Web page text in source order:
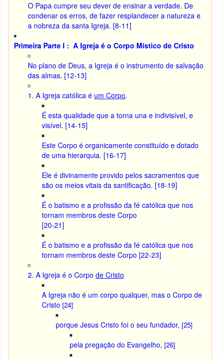
O Papa cumpre seu dever de ensinar a verdade. De
condenar os erros, de fazer resplandecer a natureza e
a nobreza da santa Igreja. [8-11]
Primeira Parte I : A Igreja é o Corpo Místico de Cristo
No plano de Deus, a Igreja é o instrumento de salvação
das almas. [12-13]
1. A Igreja católica é um Corpo.
É esta qualidade que a torna una e indivisível, e
visível. [14-15]
Este Corpo é organicamente constituído e dotado
de uma hierarquia. [16-17]
Ele é divinamente provido pelos sacramentos que
são os meios vitais da santificação. [18-19]
É o batismo e a profissão da fé católica que nos
tornam membros deste Corpo
[20-21]
É o batismo e a profissão da fé católica que nos
tornam membros deste Corpo [22-23]
2. A Igreja é o Corpode Cristo
A Igreja não é um corpo qualquer, mas o Corpo de
Cristo[24]
porque Jesus Cristo foi o seu fundador,[25]
pela pregação do Evangelho,[26]